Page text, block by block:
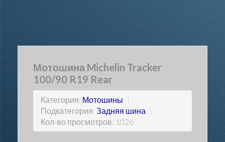
Мотошина Michelin Tracker
100/90 R19 Rear
Категория: Мотошины |
Подкатегория: Задняя шина |
Кол-во просмотров: 1026